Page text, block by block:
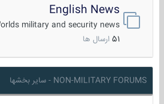
English News
Worlds military and security news
51 ارسال ها
NON-MILITARY FORUMS - سایر بخشها